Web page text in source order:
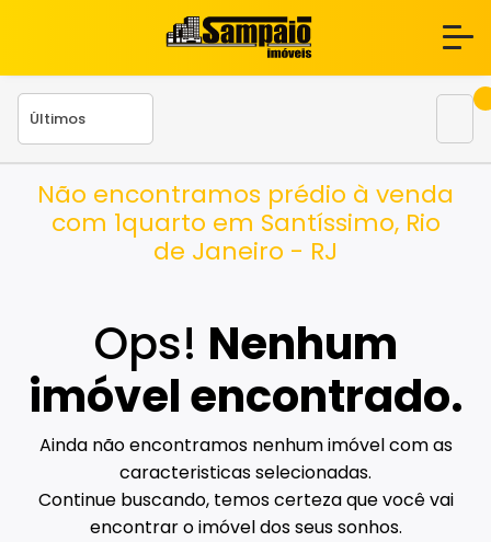
Não encontramos prédio à venda
com 1quarto em Santíssimo, Rio
de Janeiro - RJ
Ops! Nenhum
imóvel encontrado.
Ainda não encontramos nenhum imóvel com as
caracteristicas selecionadas.
Continue buscando, temos certeza que você vai
encontrar o imóvel dos seus sonhos.